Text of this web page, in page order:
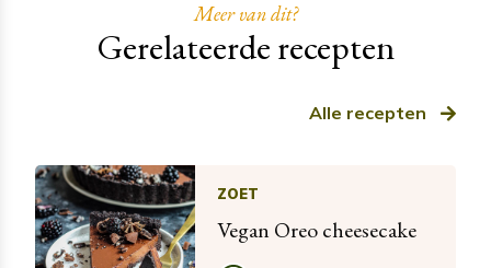
Meer van dit?
Gerelateerde recepten
Alle recepten
ZOET
Vegan Oreo cheesecake